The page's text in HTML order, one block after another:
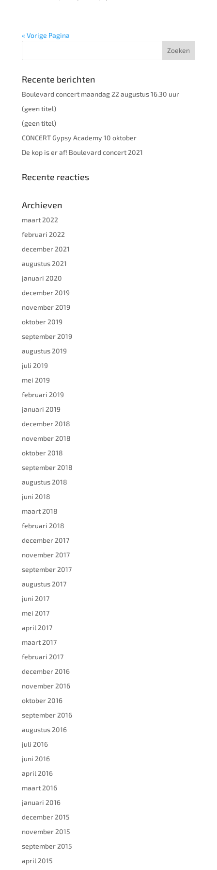
« Vorige Pagina
Recente berichten
Boulevard concert maandag 22 augustus 16.30 uur
(geen titel)
(geen titel)
CONCERT Gypsy Academy 10 oktober
De kop is er af! Boulevard concert 2021
Recente reacties
Archieven
maart 2022
februari 2022
december 2021
augustus 2021
januari 2020
december 2019
november 2019
oktober 2019
september 2019
augustus 2019
juli 2019
mei 2019
februari 2019
januari 2019
december 2018
november 2018
oktober 2018
september 2018
augustus 2018
juni 2018
maart 2018
februari 2018
december 2017
november 2017
september 2017
augustus 2017
juni 2017
mei 2017
april 2017
maart 2017
februari 2017
december 2016
november 2016
oktober 2016
september 2016
augustus 2016
juli 2016
juni 2016
april 2016
maart 2016
januari 2016
december 2015
november 2015
september 2015
april 2015